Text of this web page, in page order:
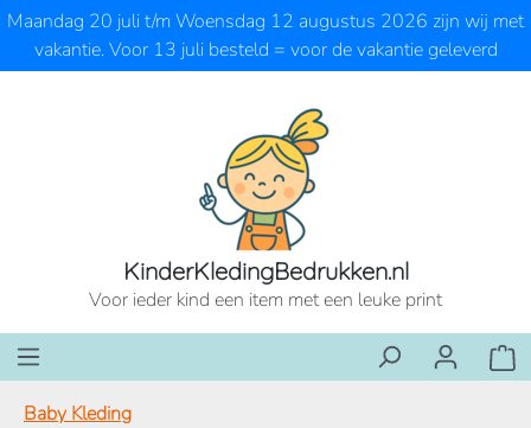
Ga naar de hoofdinhoud
Maandag 20 juli t/m Woensdag 12 augustus 2026 zijn wij met
vakantie. Voor 13 juli besteld = voor de vakantie geleverd
KinderKledingBedrukken.nl
Voor ieder kind een item met een leuke print
Baby Kleding